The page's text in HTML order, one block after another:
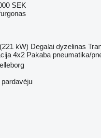
SEK
kW) Degalai dyzelinas
4x2 Pakaba pneumatika/